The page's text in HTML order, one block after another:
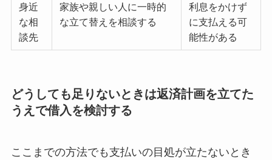
身近
な相
談先
家族や親しい人に一時的
な立て替えを相談する
利息をかけず
に支払える可
能性がある
どうしても足りないときは返済計画を立てた
うえで借入を検討する
ここまでの方法でも支払いの目処が立たないとき